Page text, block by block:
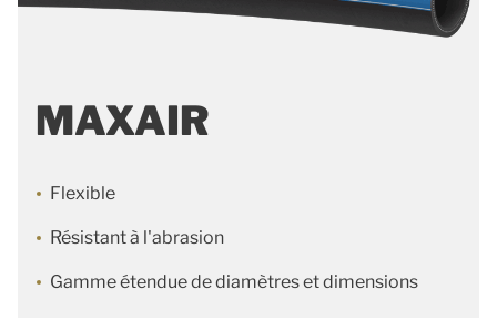
MAXAIR
Flexible
Résistant à l'abrasion
Gamme étendue de diamètres et dimensions